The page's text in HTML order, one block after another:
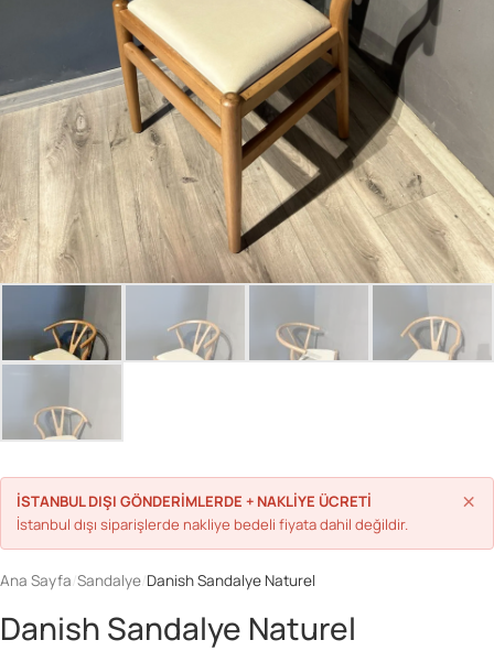
Parolanızı mı unuttunuz?
Hesap Oluştur
İSTANBUL DIŞI GÖNDERİMLERDE + NAKLİYE ÜCRETİ
İstanbul dışı siparişlerde nakliye bedeli fiyata dahil değildir.
×
Ana Sayfa Sandalye Danish Sandalye Naturel
Danish Sandalye Naturel